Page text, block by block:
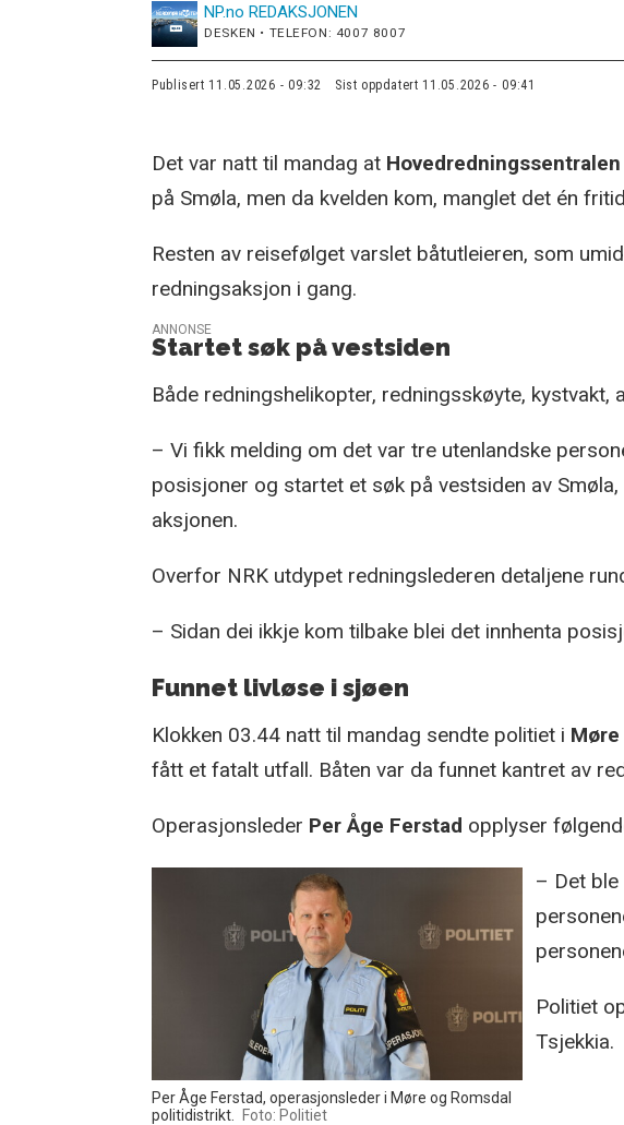
NP.no REDAKSJONEN
DESKEN • TELEFON: 4007 8007
Publisert 11.05.2026 - 09:32 Sist oppdatert 11.05.2026 - 09:41
Det var natt til mandag at Hovedredningssentralen
på Smøla, men da kvelden kom, manglet det én
Resten av reisefølget varslet båtutleieren, som
redningsaksjon i gang.
ANNONSE
Startet søk på vestsiden
Både redningshelikopter, redningsskøyte,
– Vi fikk melding om det var tre utenlandske
posisjoner og startet et søk på vestsiden av
aksjonen.
Overfor NRK utdypet redningslederen detaljene
– Sidan dei ikkje kom tilbake blei det innhenta
Funnet livløse i sjøen
Klokken 03.44 natt til mandag sendte politiet i
fått et fatalt utfall. Båten var da funnet kantret av
Operasjonsleder Per Åge Ferstad opplyser
Per Åge Ferstad, operasjonsleder i Møre og Romsdal
politidistrikt.
Foto: Politiet
– Det
Politiet
Tsjekkia.